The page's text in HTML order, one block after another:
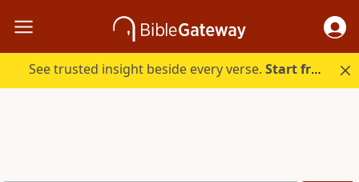
See trusted insight beside every verse.Start free.